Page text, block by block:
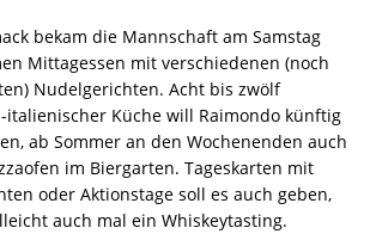
bekam die Mannschaft am Samstag
Mittagessen mit verschiedenen (noch
Nudelgerichten. Acht bis zwölf
italienischer Küche will Raimondo künftig
ab Sommer an den Wochenenden auch
im Biergarten. Tageskarten mit
oder Aktionstage soll es auch geben,
auch mal ein Whiskeytasting.